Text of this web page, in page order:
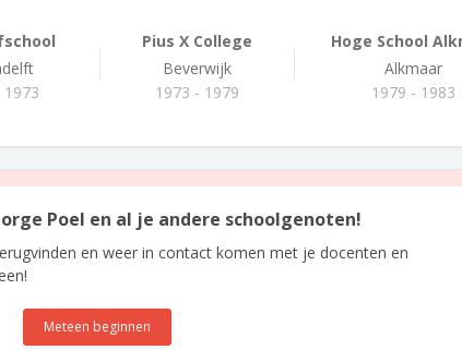
1973
Pius X College
Beverwijk
1973 - 1979
Hoge School
Alkmaar
1979 - 1983
Poel en al je andere schoolgenoten!
en weer in contact komen met je docenten en
Meteen beginnen